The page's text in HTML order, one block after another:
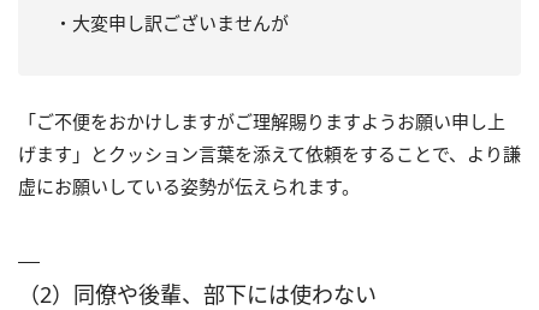
・大変申し訳ございませんが
「ご不便をおかけしますがご理解賜りますようお願い申し上
げます」とクッション言葉を添えて依頼をすることで、より謙
虚にお願いしている姿勢が伝えられます。
（2）同僚や後輩、部下には使わない